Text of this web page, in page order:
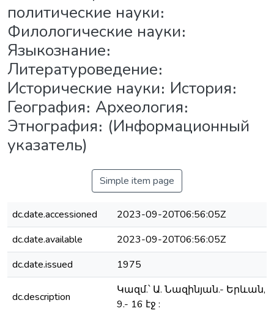
политические науки։
Филологические науки։
Языкознание։
Литературоведение։
Исторические науки։ История։
География։ Археология։
Этнография։ (Информационный
указатель)
Simple item page
dc.date.accessioned
2023-09-20T06:56:05Z
dc.date.available
2023-09-20T06:56:05Z
dc.date.issued
1975
dc.description
Կազմ.՝ Ա. Նազինյան.- Երևան,
9.- 16 էջ :